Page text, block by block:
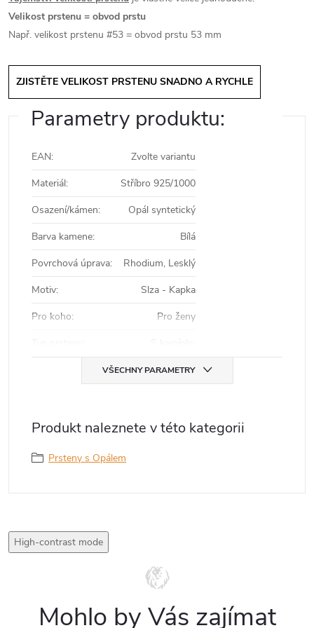
Velikost prstenu = obvod prstu
Např. velikost prstenu #53 = obvod prstu 53 mm
ZJISTĚTE VELIKOST PRSTENU SNADNO A RYCHLE
Parametry produktu:
EAN:
Zvolte variantu
Materiál:
Stříbro 925/1000
Osazení/kámen:
Opál syntetický
Barva kamene:
Bílá
Povrchová úprava:
Rhodium, Lesklý
Motiv:
Slza - Kapka
Pro koho:
Pro ženy
VŠECHNY PARAMETRY
Produkt naleznete v této kategorii
Prsteny s Opálem
High-contrast mode
Mohlo by Vás zajímat